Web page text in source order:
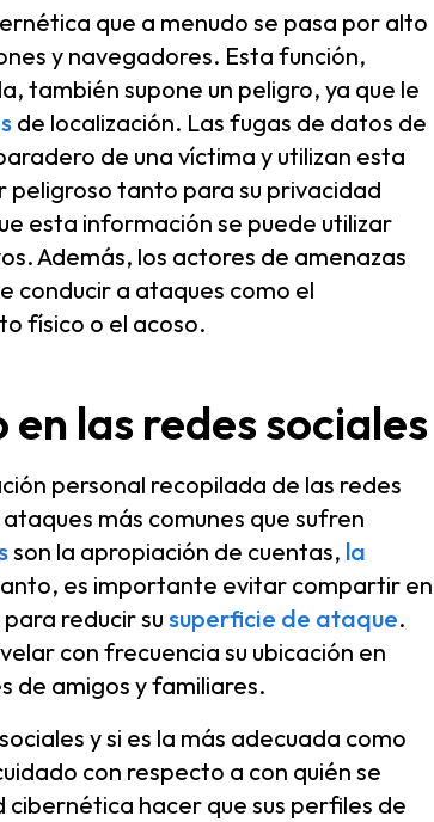
que a menudo se pasa por alto
y navegadores. Esta función,
también supone un peligro, ya que le
de localización. Las fugas de datos de
de una víctima y utilizan esta
peligroso tanto para su privacidad
esta información se puede utilizar
Además, los actores de amenazas
conducir a ataques como el
físico o el acoso.
las redes sociales
personal recopilada de las redes
más comunes que sufren
son la apropiación de cuentas, la
es importante evitar compartir en
reducir su superficie de ataque.
con frecuencia su ubicación en
de amigos y familiares.
y si es la más adecuada como
con respecto a con quién se
hacer que sus perfiles de